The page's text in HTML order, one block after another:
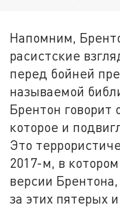
Напомним,
расистские
перед бойней
называемой
Брентон
которое и
Это
2017-м, в
версии
за этих пятерых